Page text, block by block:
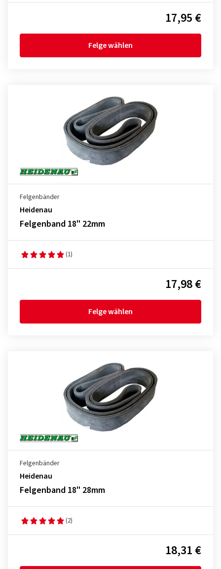
17,95 €
Felge wählen
Felgenbänder
Heidenau
Felgenband 18" 22mm
(1)
17,98 €
Felge wählen
Felgenbänder
Heidenau
Felgenband 18" 28mm
(2)
18,31 €